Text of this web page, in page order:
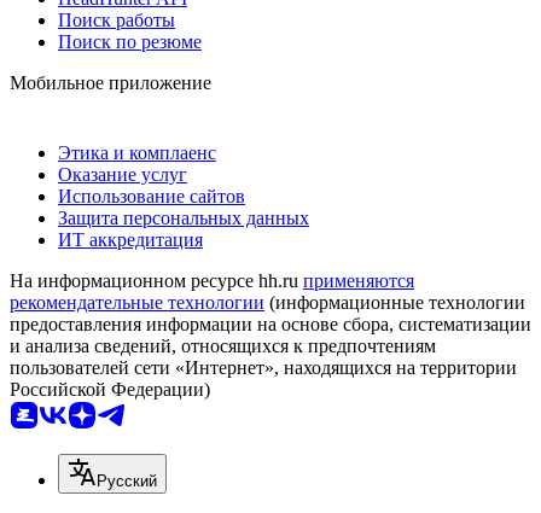
Поиск работы
Поиск по резюме
Мобильное приложение
Этика и комплаенс
Оказание услуг
Использование сайтов
Защита персональных данных
ИТ аккредитация
На информационном ресурсе hh.ru применяются
рекомендательные технологии (информационные технологии
предоставления информации на основе сбора, систематизации
и анализа сведений, относящихся к предпочтениям
пользователей сети «Интернет», находящихся на территории
Российской Федерации)
Русский